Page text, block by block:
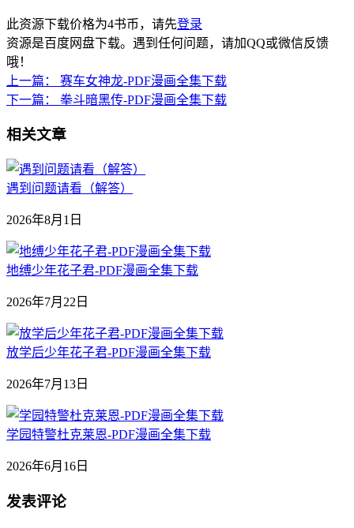
此资源下载价格为4书币，请先登录
资源是百度网盘下载。遇到任何问题，请加QQ或微信反馈
哦！
上一篇：
赛车女神龙-PDF漫画全集下载
下一篇：
拳斗暗黑传-PDF漫画全集下载
相关文章
遇到问题请看（解答）
2026年8月1日
地缚少年花子君-PDF漫画全集下载
2026年7月22日
放学后少年花子君-PDF漫画全集下载
2026年7月13日
学园特警杜克莱恩-PDF漫画全集下载
2026年6月16日
发表评论